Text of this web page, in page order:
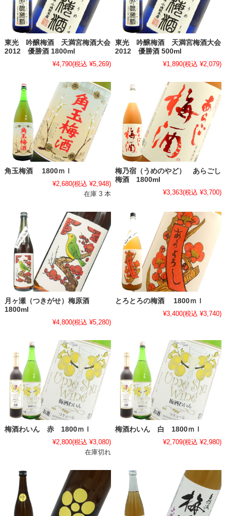
東光 吟醸梅酒 天満宮梅酒大会
2012 優勝酒 1800ml
¥4,790(税込 ¥5,269)
東光 吟醸梅酒 天満宮梅酒大会
2012 優勝酒 500ml
¥1,890(税込 ¥2,079)
角玉梅酒 1800ｍｌ
¥2,680(税込 ¥2,948)
在庫 3 本
梅乃宿（うめのやど） あらごし
梅酒 1800ml
¥3,363(税込 ¥3,700)
月ヶ瀬（つきがせ）梅原酒
1800ml
¥4,800(税込 ¥5,280)
とろとろの梅酒 1800ｍｌ
¥3,400(税込 ¥3,740)
梅酒わいん 赤 1800ｍｌ
¥2,800(税込 ¥3,080)
在庫切れ
梅酒わいん 白 1800ｍｌ
¥2,709(税込 ¥2,980)